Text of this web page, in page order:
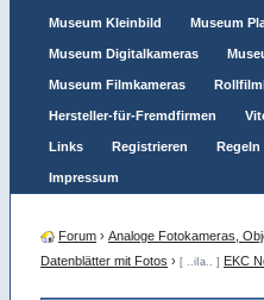
Museum Kleinbild Museum
Museum Digitalkameras
Museum Filmkameras
Hersteller-für-Fremdfirmen
Links Registrieren Regeln
Impressum
Forum › Analoge Fotokameras,
Datenblätter mit Fotos › [ ..iIa.. ] EKC